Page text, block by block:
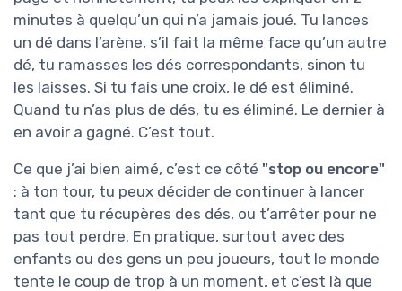
minutes à quelqu’un qui n’a jamais joué. Tu lances
un dé dans l’arène, s’il fait la même face qu’un autre
dé, tu ramasses les dés correspondants, sinon tu
les laisses. Si tu fais une croix, le dé est éliminé.
Quand tu n’as plus de dés, tu es éliminé. Le dernier à
en avoir a gagné. C’est tout.
Ce que j’ai bien aimé, c’est ce côté "stop ou encore"
: à ton tour, tu peux décider de continuer à lancer
tant que tu récupères des dés, ou t’arrêter pour ne
pas tout perdre. En pratique, surtout avec des
enfants ou des gens un peu joueurs, tout le monde
tente le coup de trop à un moment, et c’est là que